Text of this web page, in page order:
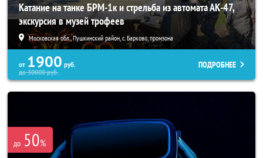
Катание на танке БРМ-1к и стрельба из автомата АК-47,
экскурсия в музей трофеев
Московская обл., Пушкинский район, с. Барково, промзона
от 1900 руб.
до30000руб.
ПОДРОБНЕЕ
до 50%